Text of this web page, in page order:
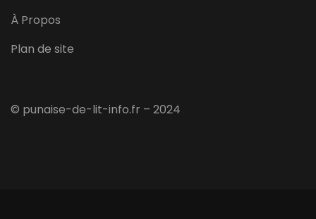
À Propos
Plan de site
© punaise-de-lit-info.fr – 2024